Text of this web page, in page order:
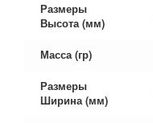
Размеры
Высота (мм)
Масса (гр)
Размеры
Ширина (мм)